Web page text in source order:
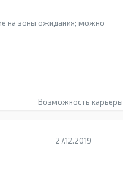
на зоны ожидания; можно
Возможность карьеры
27.12.2019